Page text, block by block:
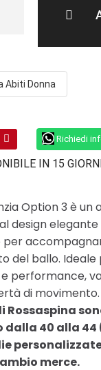
Abiti Donna
Richiedi
IN 15
Option 3 è un
design
per
del ballo.
performance,
di movimento.
Rossaspina
dalla 40 alla
merce.